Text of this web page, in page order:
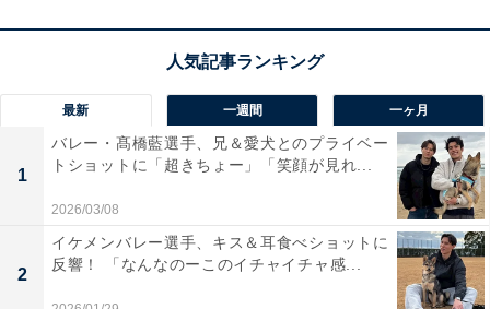
最新 一週間 一ヶ月
1
バレー・髙橋藍選手、兄＆愛犬とのプライベー
トショットに「超きちょー」「笑顔が見れ...
2026/03/08
2
イケメンバレー選手、キス＆耳食べショットに
反響！ 「なんなのーこのイチャイチャ感...